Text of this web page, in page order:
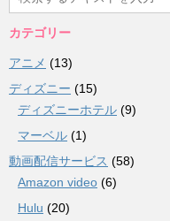
カテゴリー
アニメ (13)
ディズニー (15)
ディズニーホテル (9)
マーベル (1)
動画配信サービス (58)
Amazon video (6)
Hulu (20)